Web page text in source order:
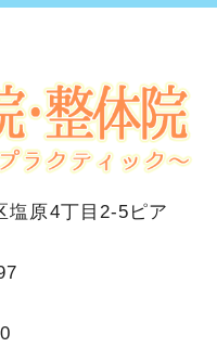
塩原4丁目2-5ピア